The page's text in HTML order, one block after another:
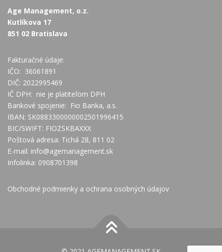
Age Management, o.z.
Kutlíkova 17
851 02 Bratislava
Fakturačné údaje:
IČO: 36061891
DIČ: 2022995469
IČ DPH: nie je platiteľom DPH
Bankové spojenie: Fio Banka, a.s.
IBAN: SK0883300000002501996415
BIC/SWIFT: FIOZSKBAXXX
Poštová adresa: Tichá 28, 811 02
E-mail: info@agemanagement.sk
Infolinka: 0908701398
Obchodné podmienky a ochrana osobných údajov